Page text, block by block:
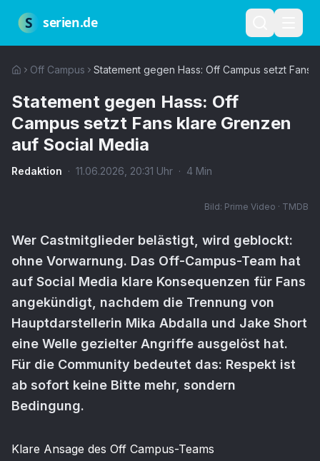
S serien.de
Off Campus Statement gegen Hass: Off Campus setzt Fans
Statement gegen Hass: Off
Campus setzt Fans klare Grenzen
auf Social Media
Redaktion · 11.06.2026 20:31 Uhr · 4 Min
Bild: Prime Video · TMDB
Wer Castmitglieder belästigt, wird geblockt:
ohne Vorwarnung. Das Off-Campus-Team hat
auf Social Media klare Konsequenzen für Fans
angekündigt, nachdem die Trennung von
Hauptdarstellerin Mika Abdalla und Jake Short
eine Welle gezielter Angriffe ausgelöst hat.
Für die Community bedeutet das: Respekt ist
ab sofort keine Bitte mehr, sondern
Bedingung.
Artikel-Inhalt
Klare Ansage des Off Campus-Teams
Nutzungsbedingungen